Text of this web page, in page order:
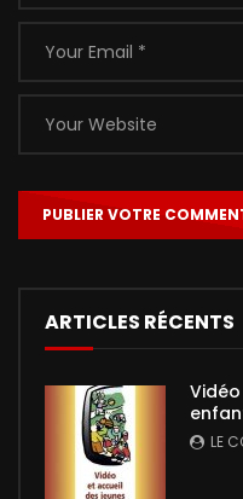
ARTICLES RÉCENTS
LE